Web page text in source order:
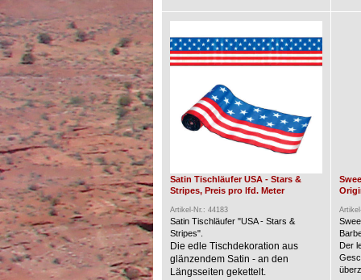
Satin Tischläufer USA - Stars &
Stripes, Preis pro lfd. Meter
Artikel-Nr.: 44183
Satin Tischläufer "USA - Stars &
Stripes".
Die edle Tischdekoration aus
glänzendem Satin - an den
Längsseiten gekettelt.
Der